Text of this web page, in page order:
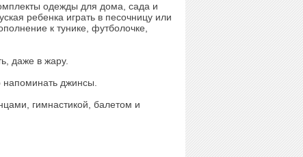
одежды для дома, сада и
ребенка играть в песочницу или
к тунике, футболочке,
даже в жару.
джинсы.
гимнастикой, балетом и